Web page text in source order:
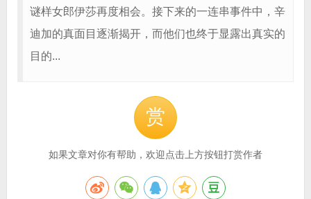
谜样女郎伊莎再度相会。接下来的一连串事件中，辛
迪加的真面目逐渐揭开，而他们也终于显露出真实的
目的...
赏
如果文章对你有帮助，欢迎点击上方按钮打赏作者